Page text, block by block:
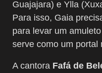
Guajajara) e Ylla
Para isso, Gaia
para levar um
serve como um portal
A cantora Fafá de